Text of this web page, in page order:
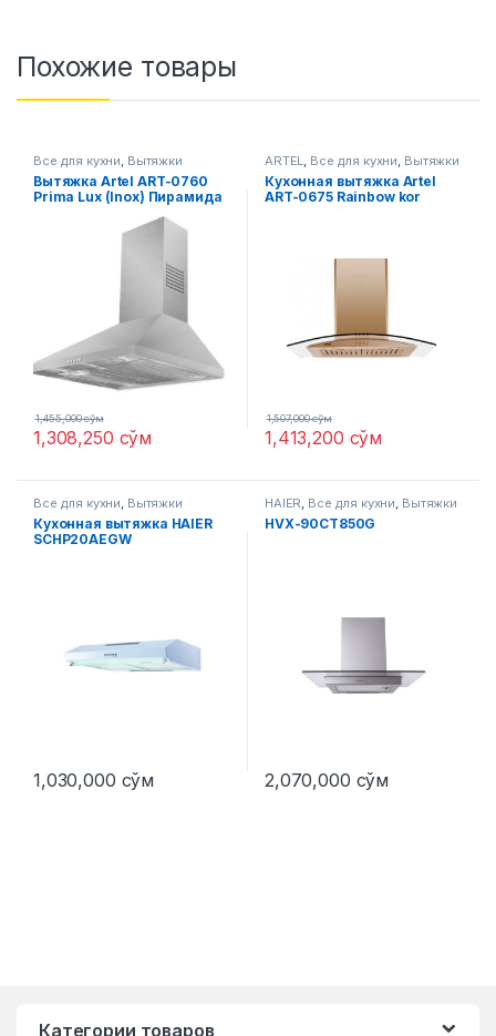
Похожие товары
Все для кухни, Вытяжки
Вытяжка Artel ART-0760
Prima Lux (Inox) Пирамида
1,308,250 сўм
1,455,000сўм
ARTEL, Все для кухни, Вытяжки
Кухонная вытяжка Artel
ART-0675 Rainbow kor
1,413,200 сўм
1,507,000сўм
Все для кухни, Вытяжки
Кухонная вытяжка HAIER
SCHP20AEGW
1,030,000 сўм
HAIER, Все для кухни, Вытяжки
HVX-90CT850G
2,070,000 сўм
Категории товаров